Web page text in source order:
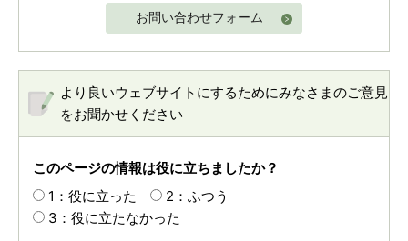
お問い合わせフォーム
より良いウェブサイトにするためにみなさまのご意見
をお聞かせください
このページの情報は役に立ちましたか？
1：役に立った
2：ふつう
3：役に立たなかった